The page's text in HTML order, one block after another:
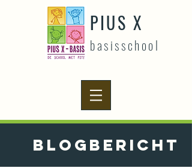
PIUS X
basisschool
Blogbericht